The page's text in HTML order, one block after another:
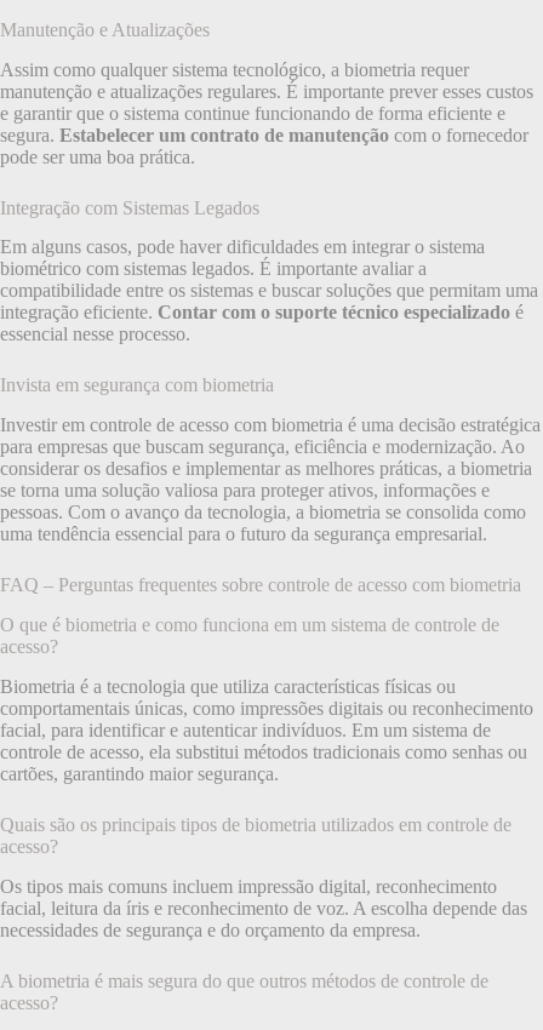
Manutenção e Atualizações
Assim como qualquer sistema tecnológico, a biometria requer
manutenção e atualizações regulares. É importante prever esses custos
e garantir que o sistema continue funcionando de forma eficiente e
segura. Estabelecer um contrato de manutenção com o fornecedor
pode ser uma boa prática.
Integração com Sistemas Legados
Em alguns casos, pode haver dificuldades em integrar o sistema
biométrico com sistemas legados. É importante avaliar a
compatibilidade entre os sistemas e buscar soluções que permitam uma
integração eficiente. Contar com o suporte técnico especializado é
essencial nesse processo.
Invista em segurança com biometria
Investir em controle de acesso com biometria é uma decisão estratégica
para empresas que buscam segurança, eficiência e modernização. Ao
considerar os desafios e implementar as melhores práticas, a biometria
se torna uma solução valiosa para proteger ativos, informações e
pessoas. Com o avanço da tecnologia, a biometria se consolida como
uma tendência essencial para o futuro da segurança empresarial.
FAQ – Perguntas frequentes sobre controle de acesso com biometria
O que é biometria e como funciona em um sistema de controle de
acesso?
Biometria é a tecnologia que utiliza características físicas ou
comportamentais únicas, como impressões digitais ou reconhecimento
facial, para identificar e autenticar indivíduos. Em um sistema de
controle de acesso, ela substitui métodos tradicionais como senhas ou
cartões, garantindo maior segurança.
Quais são os principais tipos de biometria utilizados em controle de
acesso?
Os tipos mais comuns incluem impressão digital, reconhecimento
facial, leitura da íris e reconhecimento de voz. A escolha depende das
necessidades de segurança e do orçamento da empresa.
A biometria é mais segura do que outros métodos de controle de
acesso?